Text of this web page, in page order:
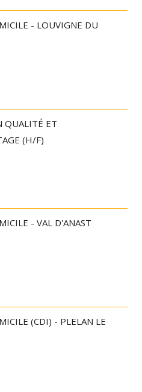
- LOUVIGNE DU
QUALITÉ ET
(H/F)
- VAL D'ANAST
(CDI) - PLELAN LE